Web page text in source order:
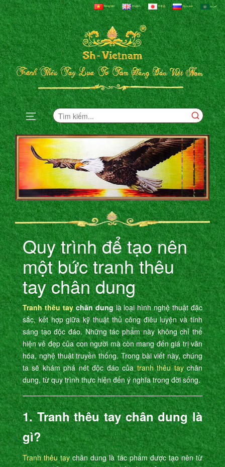
Tiếng Việt English 日本語 Русский العربية
Quy trình để tạo nên
một bức tranh thêu
tay chân dung
Tranh thêu taychân dunglà loại hình nghệ thuật đặc
sắc, kết hợp giữa kỹ thuật thủ công điêu luyện và tính
sáng tạo độc đáo. Những tác phẩm này không chỉ thể
hiện vẻ đẹp của con người mà còn mang đến giá trị văn
hóa, nghệ thuật truyền thống. Trong bài viết này, chúng
ta sẽ khám phá nét độc đáo củatranh thêu taychân
dung, từ quy trình thực hiện đến ý nghĩa trong đời sống.
1. Tranh thêu tay chân dung là
gì?
Tranh thêu taychân dung là tác phẩm được tạo nên từ